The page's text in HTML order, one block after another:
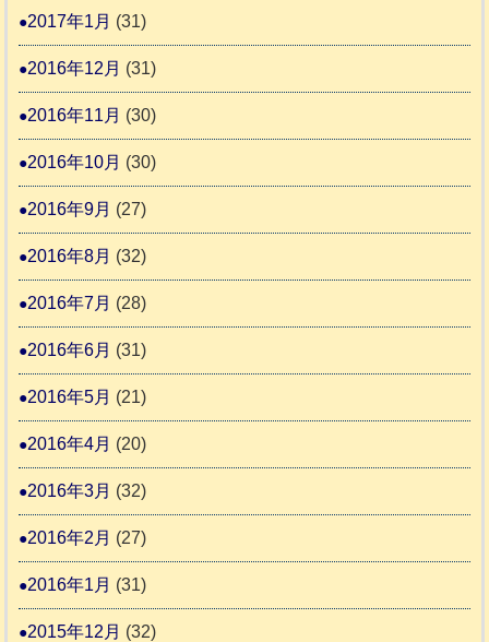
2017年1月 (31)
2016年12月 (31)
2016年11月 (30)
2016年10月 (30)
2016年9月 (27)
2016年8月 (32)
2016年7月 (28)
2016年6月 (31)
2016年5月 (21)
2016年4月 (20)
2016年3月 (32)
2016年2月 (27)
2016年1月 (31)
2015年12月 (32)